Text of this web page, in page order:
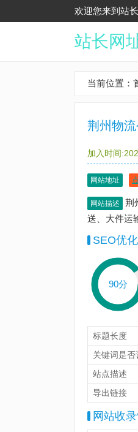
欢迎您来到站
站长网
当前位置：
荆州物
加入时间
网站地址
网站描述
荆
送、大件运
SEO优
90分
标题长度
关键词是否
站点描述
导出链接
网站收